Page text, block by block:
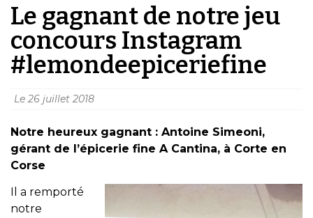
Le gagnant de notre jeu
concours Instagram
#lemondeepiceriefine
Le 26 juillet 2018
Notre heureux gagnant : Antoine Simeoni,
gérant de l’épicerie fine A Cantina, à Corte en
Corse
Il a remporté
notre